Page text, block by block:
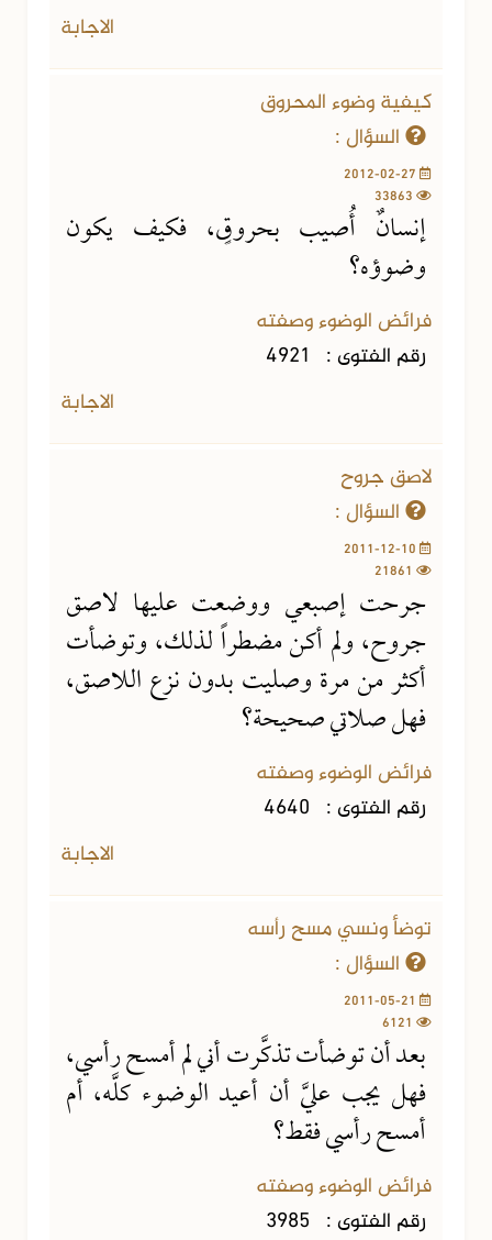
الاجابة
كيفية وضوء المحروق
السؤال :
إنسانٌ أُصيب بحروقٍ، فكيف يكون
وضوؤه؟
فرائض الوضوء وصفته
رقم الفتوى : 4921
الاجابة
لاصق جروح
السؤال :
جرحت إصبعي ووضعت عليها لاصق
جروح، ولم أكن مضطراً لذلك، وتوضأت
أكثر من مرة وصليت بدون نزع اللاصق،
فهل صلاتي صحيحة؟
فرائض الوضوء وصفته
رقم الفتوى : 4640
الاجابة
توضأ ونسي مسح رأسه
السؤال :
بعد أن توضأت تذكَّرت أني لم أمسح رأسي،
فهل يجب عليَّ أن أعيد الوضوء كلَّه، أم
أمسح رأسي فقط؟
فرائض الوضوء وصفته
رقم الفتوى : 3985